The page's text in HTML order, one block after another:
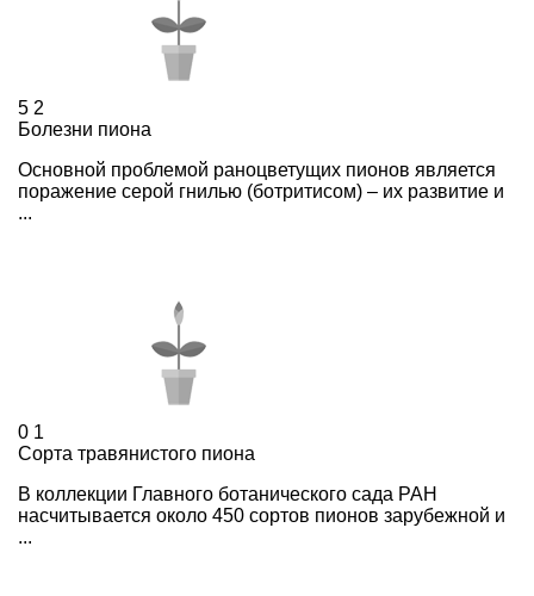
5 2
Болезни пиона
Основной проблемой раноцветущих пионов является
поражение серой гнилью (ботритисом) – их развитие и
...
0 1
Сорта травянистого пиона
В коллекции Главного ботанического сада РАН
насчитывается около 450 сортов пионов зарубежной и
...